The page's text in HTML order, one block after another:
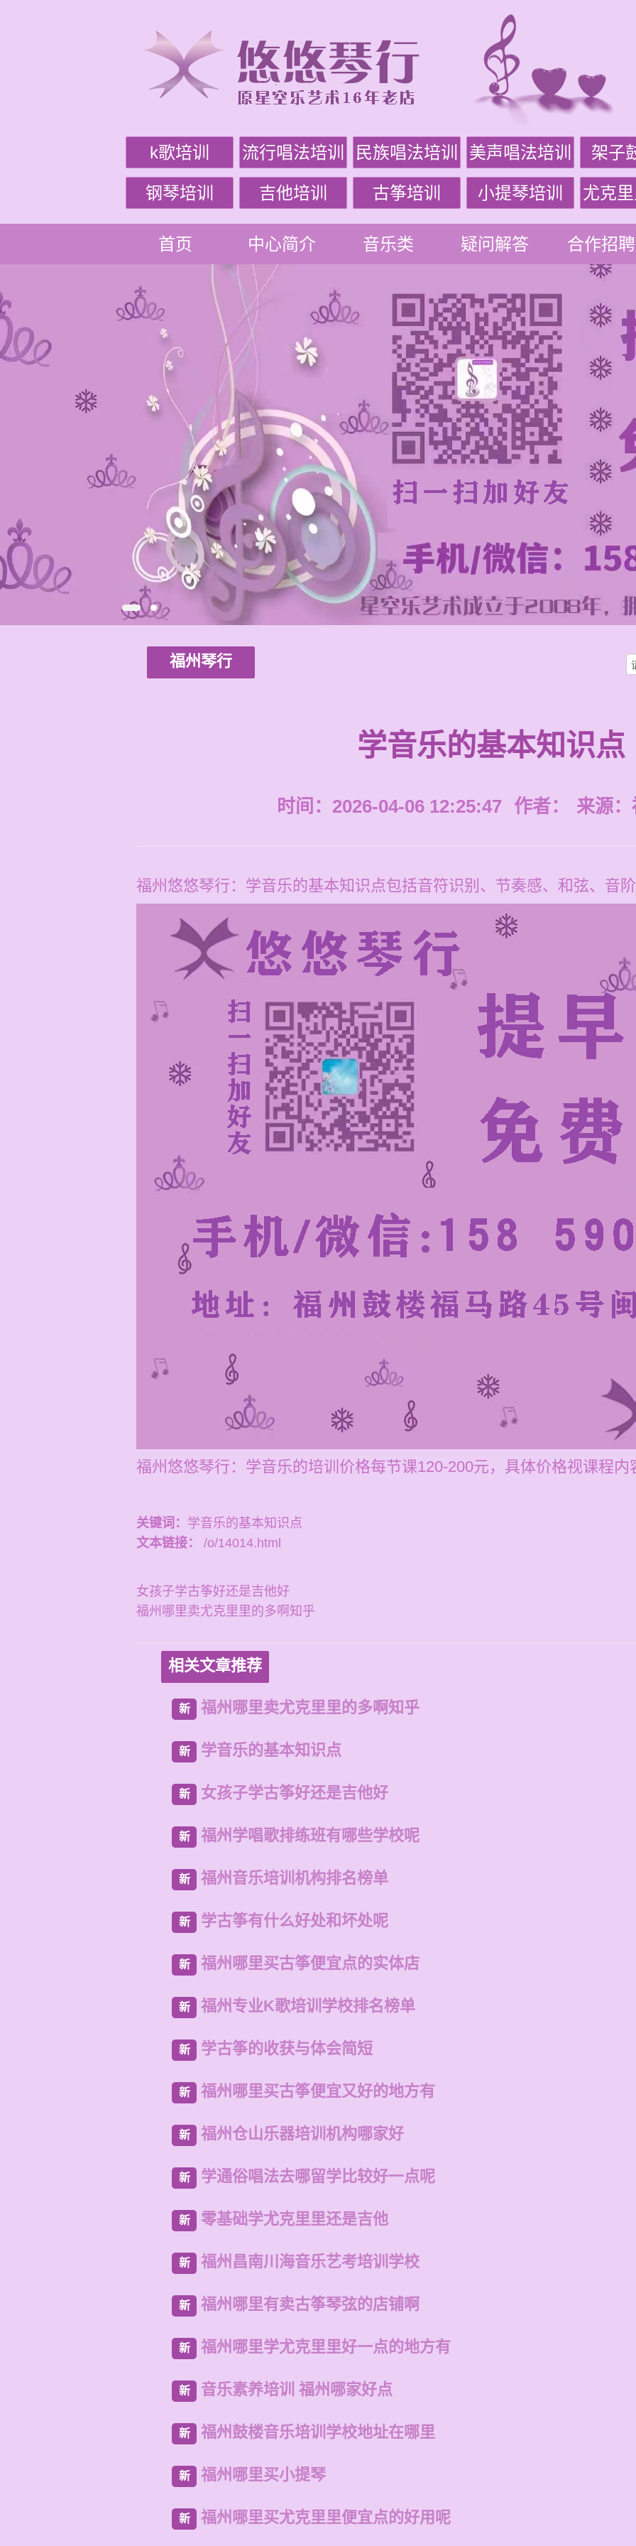
k歌培训 流行唱法培训 民族唱法培训 美声唱法培训 架子
钢琴培训 吉他培训 古筝培训 小提琴培训 尤克
首页 中心简介 音乐类 疑问解答 合作招聘
福州琴行
学音乐的基本知识点
时间：2026-04-06 12:25:47 作者： 来源：
福州悠悠琴行：学音乐的基本知识点包括音符识别、节奏感、和弦、音
福州悠悠琴行：学音乐的培训价格每节课120-200元，具体价格视课程内
关键词： 学音乐的基本知识点
文本链接：
/o/14014.html
女孩子学古筝好还是吉他好
福州哪里卖尤克里里的多啊知乎
相关文章推荐
新 福州哪里卖尤克里里的多啊知乎
新 学音乐的基本知识点
新 女孩子学古筝好还是吉他好
新 福州学唱歌排练班有哪些学校呢
新 福州音乐培训机构排名榜单
新 学古筝有什么好处和坏处呢
新 福州哪里买古筝便宜点的实体店
新 福州专业K歌培训学校排名榜单
新 学古筝的收获与体会简短
新 福州哪里买古筝便宜又好的地方有
新 福州仓山乐器培训机构哪家好
新 学通俗唱法去哪留学比较好一点呢
新 零基础学尤克里里还是吉他
新 福州昌南川海音乐艺考培训学校
新 福州哪里有卖古筝琴弦的店铺啊
新 福州哪里学尤克里里好一点的地方有
新 音乐素养培训 福州哪家好点
新 福州鼓楼音乐培训学校地址在哪里
新 福州哪里买小提琴
新 福州哪里买尤克里里便宜点的好用呢